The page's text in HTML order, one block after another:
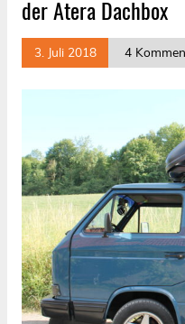
der Atera Dachbox
3. Juli 2018 4